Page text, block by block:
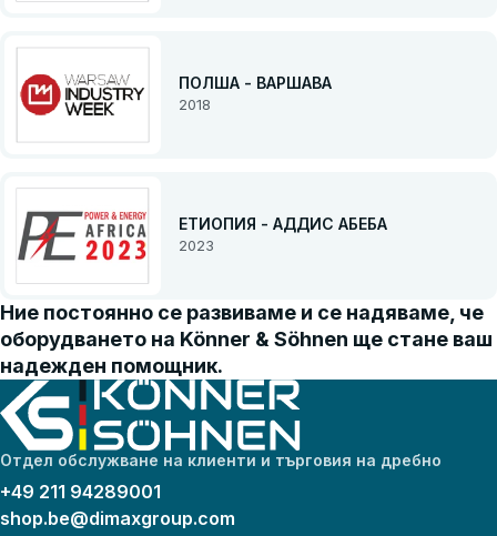
ПОЛША - ВАРШАВА
2018
ЕТИОПИЯ - АДДИС АБЕБА
2023
Ние постоянно се развиваме и се надяваме, че
оборудването на Könner & Söhnen ще стане ваш
надежден помощник.
Отдел обслужване на клиенти и търговия на дребно
+49 211 94289001
shop.be@dimaxgroup.com